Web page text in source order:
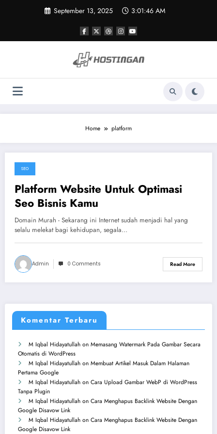
September 13, 2025 3:01:46 AM
Home platform
August 9, 2020
SEO
Platform Website Untuk Optimasi
Seo Bisnis Kamu
Domain Murah - Sekarang ini Internet sudah menjadi hal yang
selalu melekat bagi kehidupan, segala…
Admin 0 Comments Read More
Komentar Terbaru
M Iqbal Hidayatullah on Memasang Watermark Pada Gambar Secara
Otomatis di WordPress
M Iqbal Hidayatullah on Membuat Artikel Masuk Dalam Halaman
Pertama Google
M Iqbal Hidayatullah on Cara Upload Gambar WebP di WordPress
Tanpa Plugin
M Iqbal Hidayatullah on Cara Menghapus Backlink Website Dengan
Google Disavow Link
M Iqbal Hidayatullah on Cara Menghapus Backlink Website Dengan
Google Disavow Link